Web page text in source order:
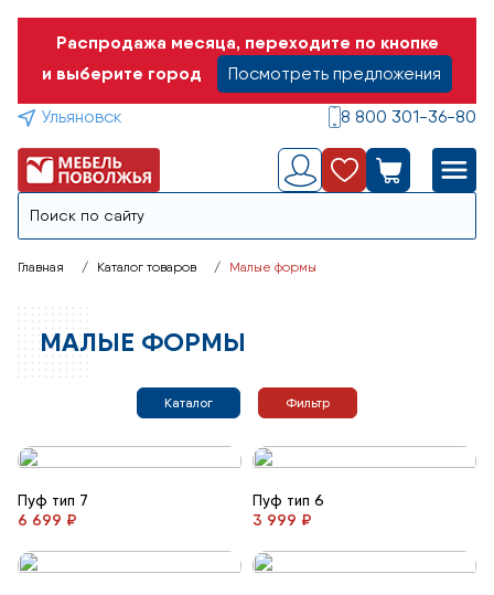
Распродажа месяца, переходите по кнопке
и выберите город
Посмотреть предложения
Ульяновск 8 800 301-36-80
Главная Каталог товаров Малые формы
МАЛЫЕ ФОРМЫ
Каталог Фильтр
Пуф тип 7
6 699 ₽
Пуф тип 6
3 999 ₽